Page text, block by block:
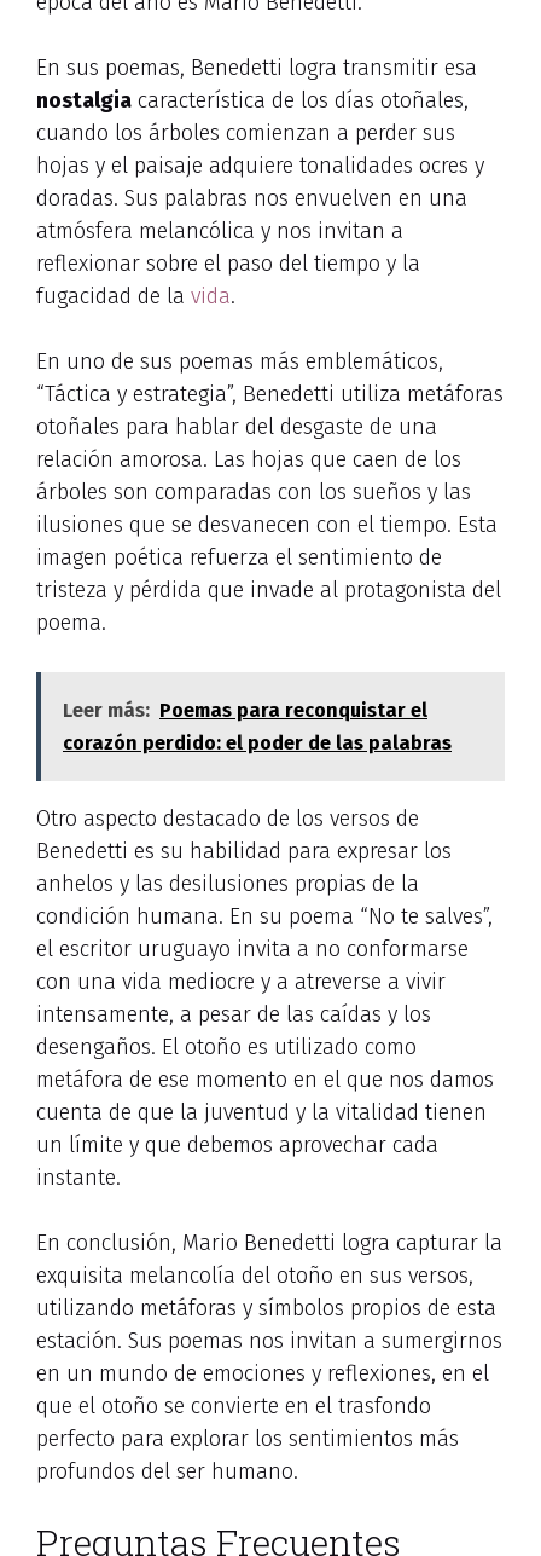
En sus poemas, Benedetti logra transmitir esa
nostalgia característica de los días otoñales,
cuando los árboles comienzan a perder sus
hojas y el paisaje adquiere tonalidades ocres y
doradas. Sus palabras nos envuelven en una
atmósfera melancólica y nos invitan a
reflexionar sobre el paso del tiempo y la
fugacidad de la vida.
En uno de sus poemas más emblemáticos,
“Táctica y estrategia”, Benedetti utiliza metáforas
otoñales para hablar del desgaste de una
relación amorosa. Las hojas que caen de los
árboles son comparadas con los sueños y las
ilusiones que se desvanecen con el tiempo. Esta
imagen poética refuerza el sentimiento de
tristeza y pérdida que invade al protagonista del
poema.
Leer más: Poemas para reconquistar el
corazón perdido: el poder de las palabras
Otro aspecto destacado de los versos de
Benedetti es su habilidad para expresar los
anhelos y las desilusiones propias de la
condición humana. En su poema “No te salves”,
el escritor uruguayo invita a no conformarse
con una vida mediocre y a atreverse a vivir
intensamente, a pesar de las caídas y los
desengaños. El otoño es utilizado como
metáfora de ese momento en el que nos damos
cuenta de que la juventud y la vitalidad tienen
un límite y que debemos aprovechar cada
instante.
En conclusión, Mario Benedetti logra capturar la
exquisita melancolía del otoño en sus versos,
utilizando metáforas y símbolos propios de esta
estación. Sus poemas nos invitan a sumergirnos
en un mundo de emociones y reflexiones, en el
que el otoño se convierte en el trasfondo
perfecto para explorar los sentimientos más
profundos del ser humano.
Preguntas Frecuentes